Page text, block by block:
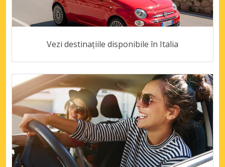
Vezi destinațiile disponibile în Italia